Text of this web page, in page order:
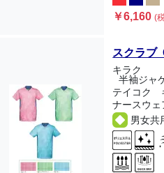
￥6,160(
スクラブ
キラク
半袖ジャ
テイコク
ナースウェ
男女共